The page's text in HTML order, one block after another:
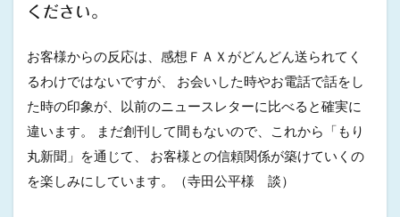
ください。
お客様からの反応は、感想ＦＡＸがどんどん送られてく
るわけではないですが、 お会いした時やお電話で話をし
た時の印象が、以前のニュースレターに比べると確実に
違います。 まだ創刊して間もないので、これから「もり
丸新聞」を通じて、 お客様との信頼関係が築けていくの
を楽しみにしています。（寺田公平様 談）